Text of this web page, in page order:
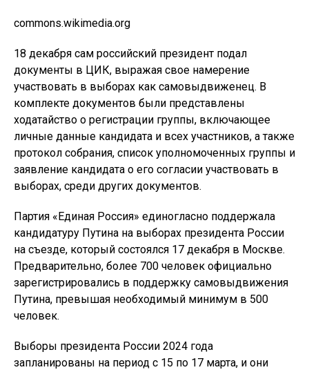
commons.wikimedia.org
18 декабря сам российский президент подал
документы в ЦИК, выражая свое намерение
участвовать в выборах как самовыдвиженец. В
комплекте документов были представлены
ходатайство о регистрации группы, включающее
личные данные кандидата и всех участников, а также
протокол собрания, список уполномоченных группы и
заявление кандидата о его согласии участвовать в
выборах, среди других документов.
Партия «Единая Россия» единогласно поддержала
кандидатуру Путина на выборах президента России
на съезде, который состоялся 17 декабря в Москве.
Предварительно, более 700 человек официально
зарегистрировались в поддержку самовыдвижения
Путина, превышая необходимый минимум в 500
человек.
Выборы президента России 2024 года
запланированы на период с 15 по 17 марта, и они